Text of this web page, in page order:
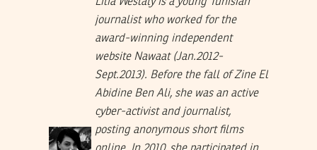
Lilia Weslaty is a young Tunisian
journalist who worked for the
award-winning independent
website Nawaat (Jan.2012-
Sept.2013). Before the fall of Zine El
Abidine Ben Ali, she was an active
cyber-activist and journalist,
posting anonymous short films